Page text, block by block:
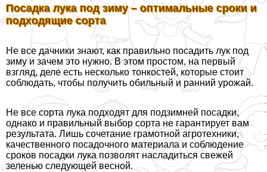
Посадка лука под зиму – оптимальные сроки и
подходящие сорта
Не все дачники знают, как правильно посадить лук под
зиму и зачем это нужно. В этом простом, на первый
взгляд, деле есть несколько тонкостей, которые стоит
соблюдать, чтобы получить обильный и ранний урожай.
Не все сорта лука подходят для подзимней посадки,
однако и правильный выбор сорта не гарантирует вам
результата. Лишь сочетание грамотной агротехники,
качественного посадочного материала и соблюдение
сроков посадки лука позволят насладиться свежей
зеленью следующей весной.